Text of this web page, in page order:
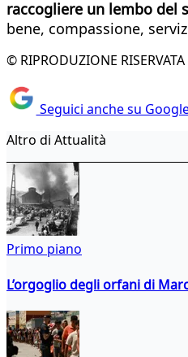
raccogliere un lembo del
bene, compassione,
© RIPRODUZIONE RISERVATA
Seguici anche su
Altro di Attualità
Primo piano
L’orgoglio degli orfani di